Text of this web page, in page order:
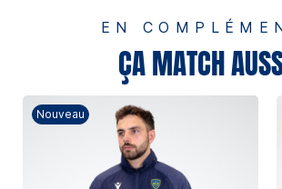
EN
ÇA MATCH
Nouveau